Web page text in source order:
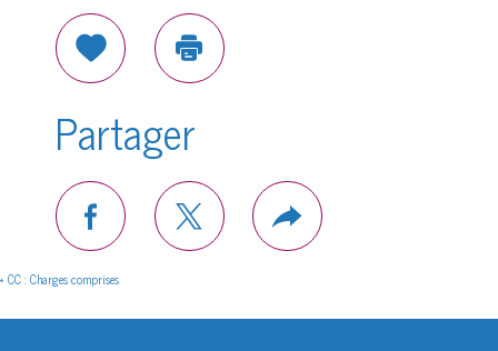
SélectionnerImprimer
Partager
facebooktwitter Plus
de
* CC : Charges comprises